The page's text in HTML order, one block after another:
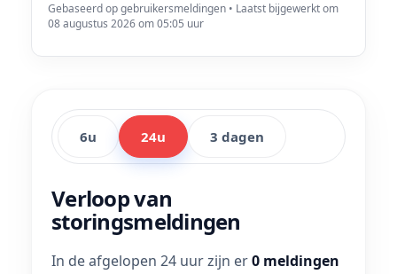
Gebaseerd op gebruikersmeldingen • Laatst bijgewerkt om
08 augustus 2026 om 05:05 uur
6u 24u 3 dagen
Verloop van
storingsmeldingen
In de afgelopen 24 uur zijn er0 meldingen